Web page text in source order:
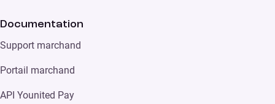
Documentation
Support marchand
Portail marchand
API Younited Pay